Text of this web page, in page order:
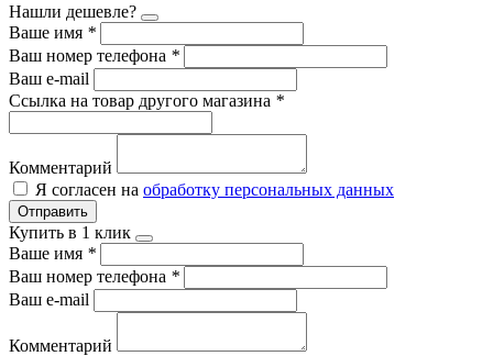
Нашли дешевле?
Ваше имя *
Ваш номер телефона *
Ваш e-mail
Ссылка на товар другого магазина *
Комментарий
Я согласен на обработку персональных данных
Отправить
Купить в 1 клик
Ваше имя *
Ваш номер телефона *
Ваш e-mail
Комментарий